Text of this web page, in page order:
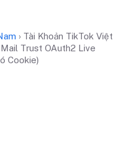
› Tài Khoản TikTok Việt
Trust OAuth2 Live
Cookie)